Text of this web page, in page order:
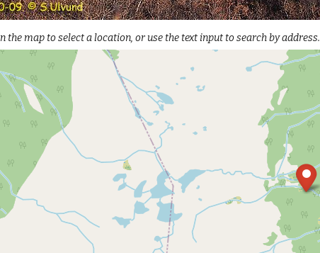
the map to select a location, or use the text input to search by address.